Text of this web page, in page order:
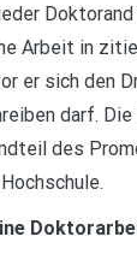
Arbeit in
er sich den
darf.
des